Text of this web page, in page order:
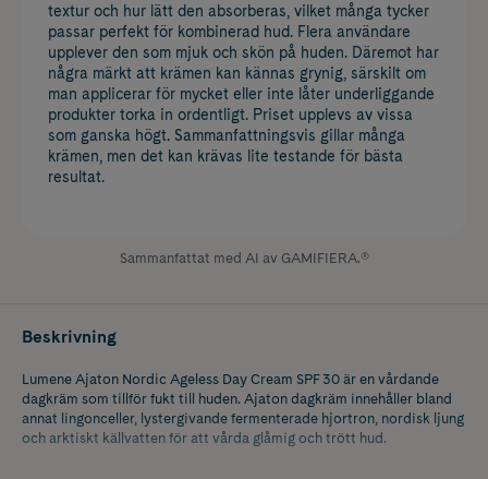
textur och hur lätt den absorberas, vilket många tycker
passar perfekt för kombinerad hud. Flera användare
upplever den som mjuk och skön på huden. Däremot har
några märkt att krämen kan kännas grynig, särskilt om
man applicerar för mycket eller inte låter underliggande
produkter torka in ordentligt. Priset upplevs av vissa
som ganska högt. Sammanfattningsvis gillar många
krämen, men det kan krävas lite testande för bästa
resultat.
Sammanfattat med AI av GAMIFIERA.®
Beskrivning
Lumene Ajaton Nordic Ageless Day Cream SPF 30 är en vårdande
dagkräm som tillför fukt till huden. Ajaton dagkräm innehåller bland
annat lingonceller, lystergivande fermenterade hjortron, nordisk ljung
och arktiskt källvatten för att vårda glåmig och trött hud.